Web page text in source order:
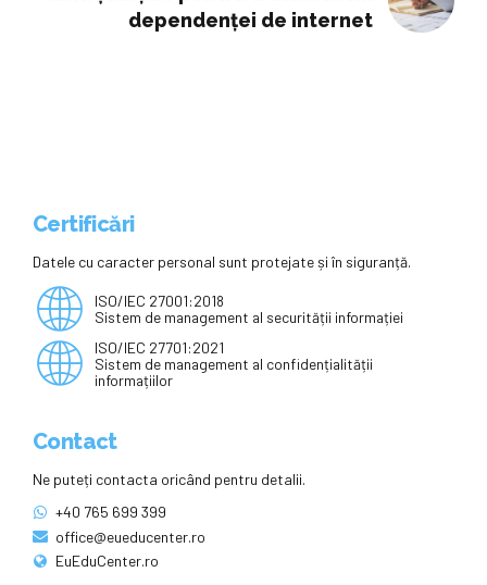
dependenţei de internet
Certificări
Datele cu caracter personal sunt protejate și în siguranță.
ISO/IEC 27001:2018
Sistem de management al securității informației
ISO/IEC 27701:2021
Sistem de management al confidențialității
informațiilor
Contact
Ne puteți contacta oricând pentru detalii.
+40 765 699 399
office@eueducenter.ro
EuEduCenter.ro